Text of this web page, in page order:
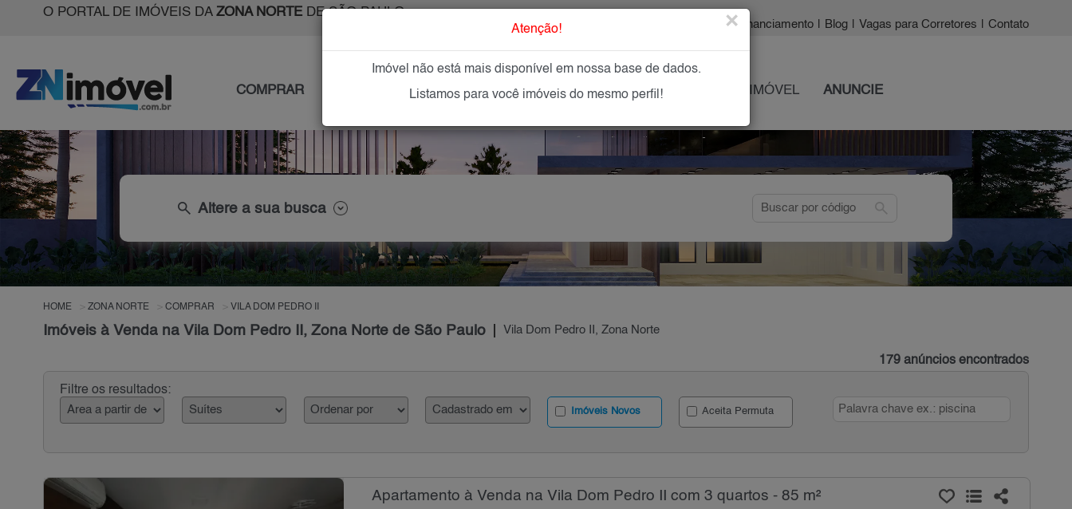
O PORTAL DE IMÓVEIS DA ZONA NORTEDE SÃO PAULO
| Financiamento Blog Vagas para Corretores Contato
COMPRAR IMÓVEIS NOVOS IMOBILIÁRIAS OFEREÇA SEU IMÓVEL ANUNCIE
search Altere a sua busca search
HOME ZONA NORTE COMPRAR VILA DOM PEDRO II
Imóveis à Venda na Vila Dom Pedro II, Zona Norte de São Paulo Vila Dom Pedro II, Zona Norte
179 anúncios encontrados
Filtre os resultados:
Imóveis Novos Aceita Permuta
Apartamento à Venda na Vila Dom Pedro II com 3 quartos - 85 m²
Atenção! ×
Imóvel não está mais disponível em nossa base de dados.
Listamos para você imóveis do mesmo perfil!